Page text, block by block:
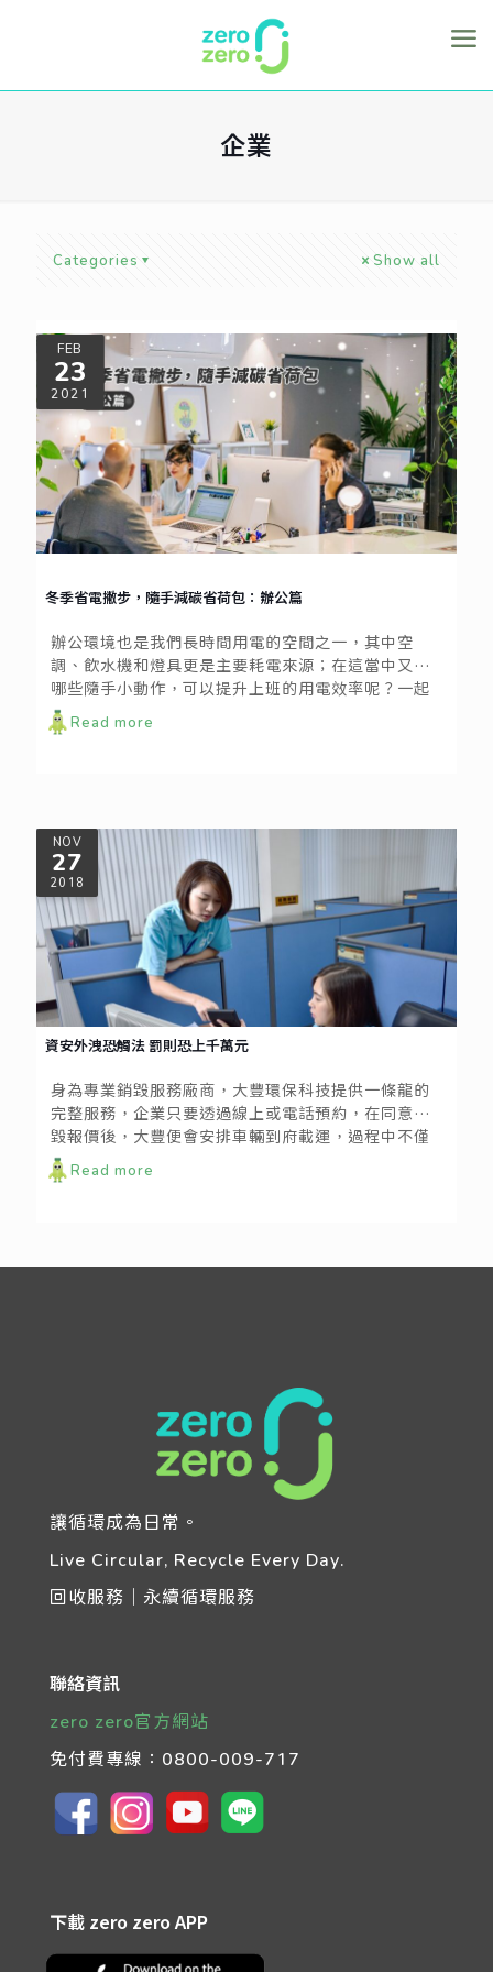
企業
Categories Show all
FEB
23
2021
冬季省電撇步，隨手減碳省荷包：辦公篇
辦公環境也是我們長時間用電的空間之一，其中空
調、飲水機和燈具更是主要耗電來源；在這當中又有
哪些隨手小動作，可以提升上班的用電效率呢？一起
來看看！
Read more
NOV
27
2018
資安外洩恐觸法 罰則恐上千萬元
身為專業銷毀服務廠商，大豐環保科技提供一條龍的
完整服務，企業只要透過線上或電話預約，在同意銷
毀報價後，大豐便會安排車輛到府載運，過程中不僅
以嚴謹封閉式銷毀監控流程管理，使運送、銷毀過程
中不會有任何人接觸到銷毀物，整個銷毀過程也能有
Read more
讓循環成為日常。
Live Circular, Recycle Every Day.
回收服務｜永續循環服務
聯絡資訊
zero zero官方網站
免付費專線： 0800-009-717
下載 zero zero APP